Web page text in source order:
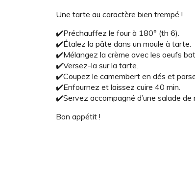
Une tarte au caractère bien trempé !
✔️Préchauffez le four à 180° (th 6).
✔️Étalez la pâte dans un moule à tarte.
✔️Mélangez la crème avec les oeufs
✔️Versez-la sur la tarte.
✔️Coupez le camembert en dés et
✔️Enfournez et laissez cuire 40 min.
✔️Servez accompagné d’une salade de
Bon appétit !